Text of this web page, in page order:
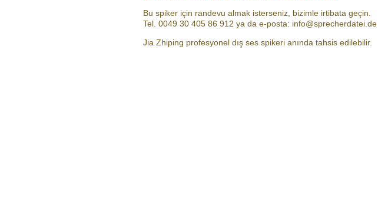
Bu spiker için randevu almak isterseniz, bizimle irtibata geçin.
Tel. 0049 30 405 86 912 ya da e-posta: info@sprecherdatei.de
Jia Zhiping profesyonel dış ses spikeri anında tahsis edilebilir.